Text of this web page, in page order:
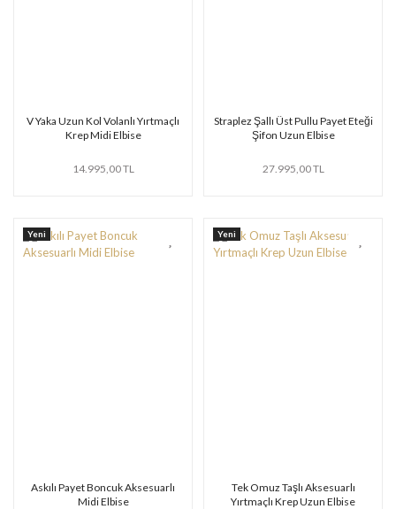
V Yaka Uzun Kol Volanlı Yırtmaçlı
Krep Midi Elbise
14.995,00 TL
Straplez Şallı Üst Pullu Payet Eteği
Şifon Uzun Elbise
27.995,00 TL
Yeni
Askılı Payet Boncuk Aksesuarlı
Midi Elbise
Yeni
Tek Omuz Taşlı Aksesuarlı
Yırtmaçlı Krep Uzun Elbise